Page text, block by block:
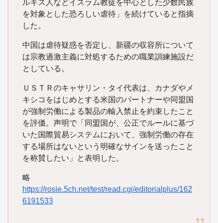
ルギス人などイスラム教徒を中心とした少数民族
を対象とした恐ろしい虐待」を続けていると指摘
した。
中国は虐待疑惑を否定し、新疆の収容所について
は宗教過激主義に対処するための職業訓練施設だ
としている。
ＵＳＴＲのキャサリン・タイ代表は、カナダやメ
キシコをはじめとする米国のパートナーや同盟国
が強制労働による製品の輸入禁止を約束したこと
を評価。声明で「同盟国が、公正でルールに基づ
いた国際貿易システムにおいて、強制労働の存在
する場所はないという明確なサインを送ったこと
を称賛したい」と表明した。
略
https://rosie.5ch.net/test/read.cgi/editorialplus/162
6191533